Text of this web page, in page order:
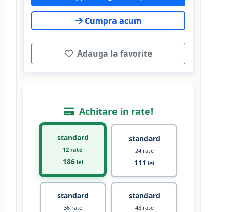
Cumpra acum
Adauga la favorite
Achitare in rate!
standard
12 rate
186lei
standard
24 rate
111 lei
standard
36 rate
standard
48 rate